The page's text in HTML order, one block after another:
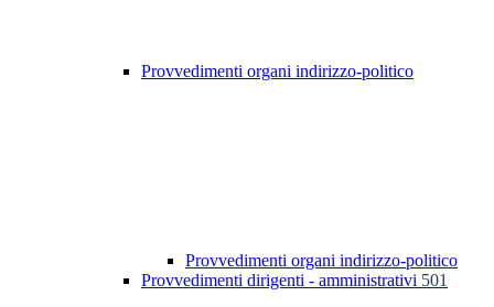
Provvedimenti organi indirizzo-politico
Provvedimenti organi indirizzo-politico
Provvedimenti dirigenti - amministrativi 501